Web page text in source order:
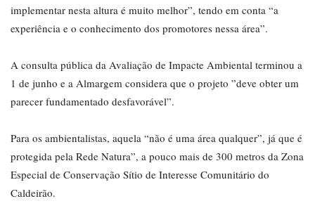
implementar nesta altura é muito melhor”, tendo em conta “a
experiência e o conhecimento dos promotores nessa área”.
A consulta pública da Avaliação de Impacte Ambiental terminou a
1 de junho e a Almargem considera que o projeto ”deve obter um
parecer fundamentado desfavorável”.
Para os ambientalistas, aquela “não é uma área qualquer”, já que é
protegida pela Rede Natura”, a pouco mais de 300 metros da Zona
Especial de Conservação Sítio de Interesse Comunitário do
Caldeirão.